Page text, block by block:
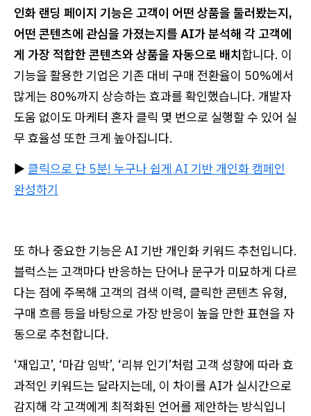
인화 랜딩 페이지 기능은 고객이 어떤 상품을 둘러봤는지,
어떤 콘텐츠에 관심을 가졌는지를 AI가 분석해 각 고객에
게 가장 적합한 콘텐츠와 상품을 자동으로 배치합니다. 이
기능을 활용한 기업은 기존 대비 구매 전환율이 50%에서
많게는 80%까지 상승하는 효과를 확인했습니다. 개발자
도움 없이도 마케터 혼자 클릭 몇 번으로 실행할 수 있어 실
무 효율성 또한 크게 높아집니다.
▶ 클릭으로 단 5분! 누구나 쉽게 AI 기반 개인화 캠페인
완성하기
또 하나 중요한 기능은 AI 기반 개인화 키워드 추천입니다.
블럭스는 고객마다 반응하는 단어나 문구가 미묘하게 다르
다는 점에 주목해 고객의 검색 이력, 클릭한 콘텐츠 유형,
구매 흐름 등을 바탕으로 가장 반응이 높을 만한 표현을 자
동으로 추천합니다.
‘재입고’, ‘마감 임박’, ‘리뷰 인기’처럼 고객 성향에 따라 효
과적인 키워드는 달라지는데, 이 차이를 AI가 실시간으로
감지해 각 고객에게 최적화된 언어를 제안하는 방식입니